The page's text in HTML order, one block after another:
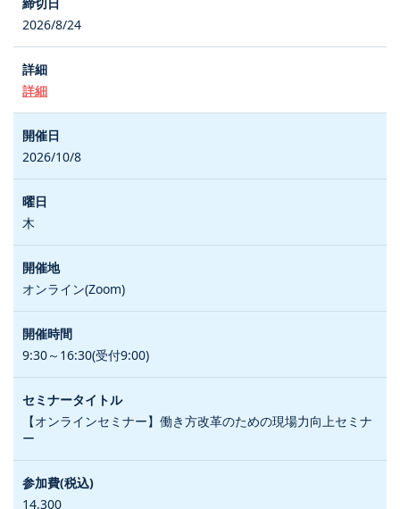
2026/8/24
詳細
2026/10/8
木
オンライン(Zoom)
9:30～16:30(受付9:00)
【オンラインセミナー】働き方改革のための現場力向上セミナ
ー
14,300